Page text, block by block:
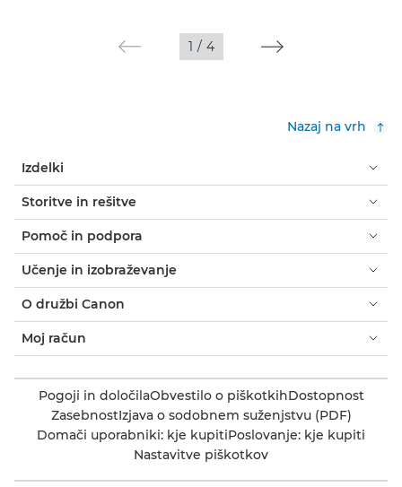
1 / 4
Nazaj na vrh
Izdelki
Storitve in rešitve
Pomoč in podpora
Učenje in izobraževanje
O družbi Canon
Moj račun
Pogoji in določilaObvestilo o piškotkihDostopnost
ZasebnostIzjava o sodobnem suženjstvu (PDF)
Domači uporabniki: kje kupitiPoslovanje: kje kupiti
Nastavitve piškotkov